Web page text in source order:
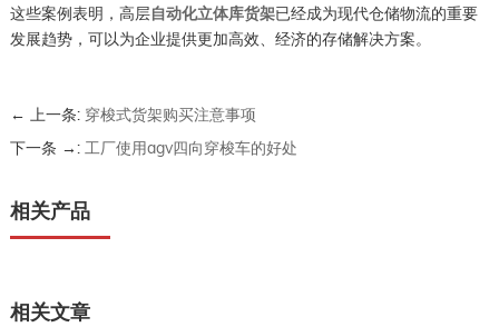
这些案例表明，高层自动化立体库货架已经成为现代仓储物流的重要
发展趋势，可以为企业提供更加高效、经济的存储解决方案。
← 上一条: 穿梭式货架购买注意事项
下一条 →: 工厂使用agv四向穿梭车的好处
相关产品
相关文章